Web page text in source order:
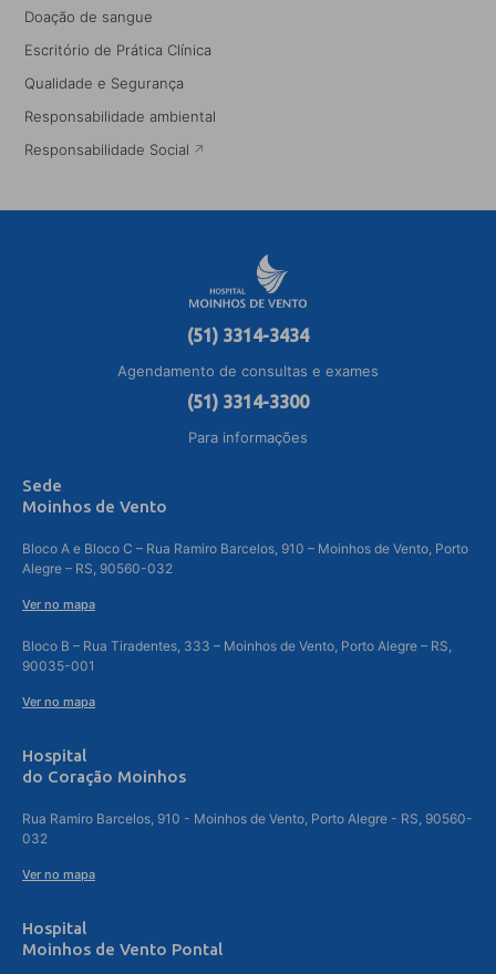
Doação de sangue
Escritório de Prática Clínica
Qualidade e Segurança
Responsabilidade ambiental
Responsabilidade Social
(51) 3314-3434
Agendamento de consultas e exames
(51) 3314-3300
Para informações
Sede
Moinhos de Vento
Bloco A e Bloco C – Rua Ramiro Barcelos, 910 – Moinhos de Vento, Porto
Alegre – RS, 90560-032
Ver no mapa
Bloco B – Rua Tiradentes, 333 – Moinhos de Vento, Porto Alegre – RS,
90035-001
Ver no mapa
Hospital
do Coração Moinhos
Rua Ramiro Barcelos, 910 - Moinhos de Vento, Porto Alegre - RS, 90560-
032
Ver no mapa
Hospital
Moinhos de Vento Pontal